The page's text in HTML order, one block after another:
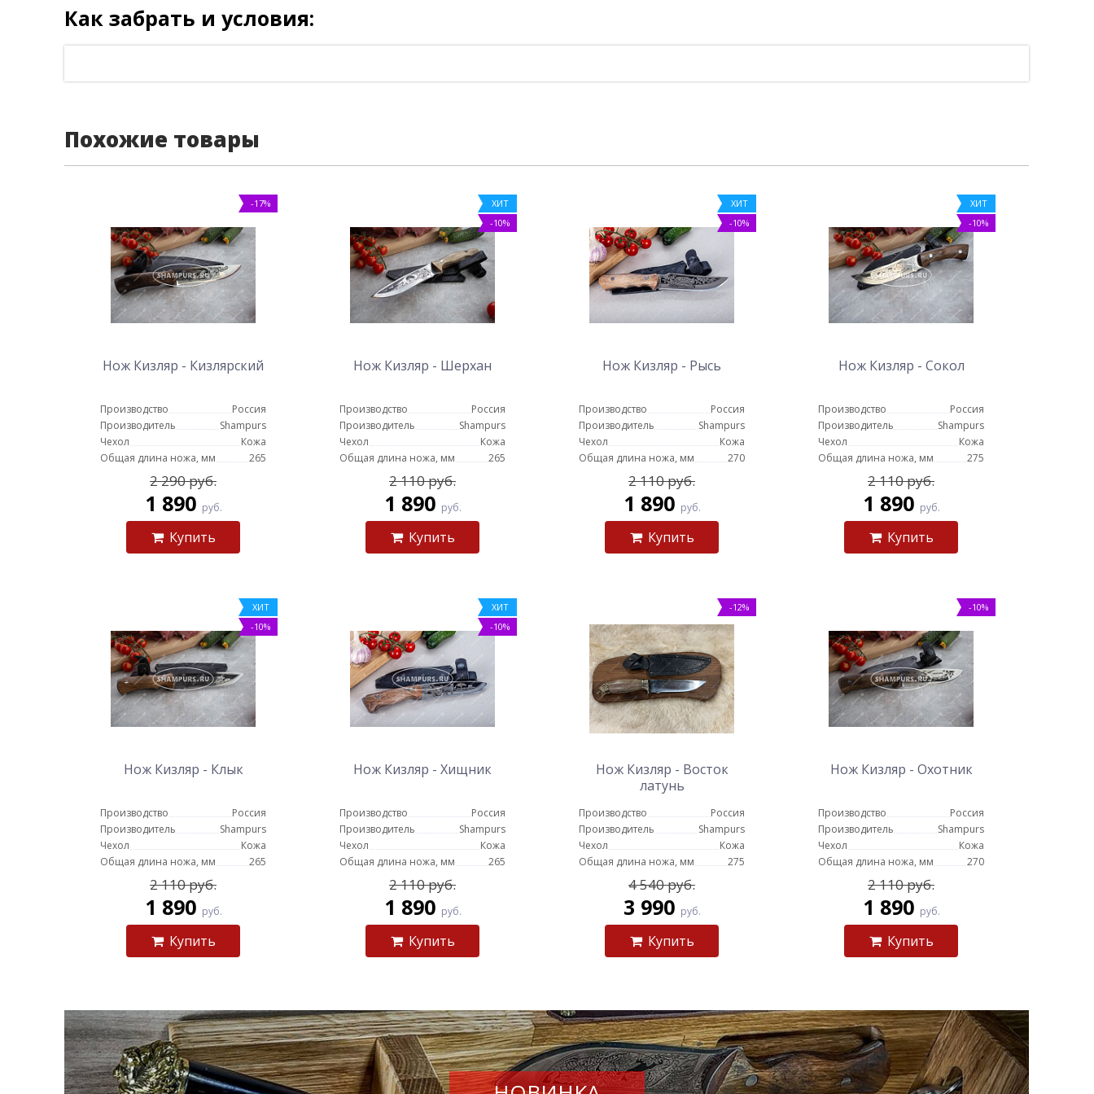
Как забрать и условия:
Похожие товары
-17%
Нож Кизляр - Кизлярский
Производство
Россия
Производитель
Shampurs
Чехол
Кожа
Общая длина ножа, мм
265
2 290 руб.
1 890 руб.
Купить
ХИТ
-10%
Нож Кизляр - Шерхан
Производство
Россия
Производитель
Shampurs
Чехол
Кожа
Общая длина ножа, мм
265
2 110 руб.
1 890 руб.
Купить
ХИТ
-10%
Нож Кизляр - Рысь
Производство
Россия
Производитель
Shampurs
Чехол
Кожа
Общая длина ножа, мм
270
2 110 руб.
1 890 руб.
Купить
ХИТ
-10%
Нож Кизляр - Сокол
Производство
Россия
Производитель
Shampurs
Чехол
Кожа
Общая длина ножа, мм
275
2 110 руб.
1 890 руб.
Купить
ХИТ
-10%
Нож Кизляр - Клык
Производство
Россия
Производитель
Shampurs
Чехол
Кожа
Общая длина ножа, мм
265
2 110 руб.
1 890 руб.
Купить
ХИТ
-10%
Нож Кизляр - Хищник
Производство
Россия
Производитель
Shampurs
Чехол
Кожа
Общая длина ножа, мм
265
2 110 руб.
1 890 руб.
Купить
-12%
Нож Кизляр - Восток
латунь
Производство
Россия
Производитель
Shampurs
Чехол
Кожа
Общая длина ножа, мм
275
4 540 руб.
3 990 руб.
Купить
-10%
Нож Кизляр - Охотник
Производство
Россия
Производитель
Shampurs
Чехол
Кожа
Общая длина ножа, мм
270
2 110 руб.
1 890 руб.
Купить